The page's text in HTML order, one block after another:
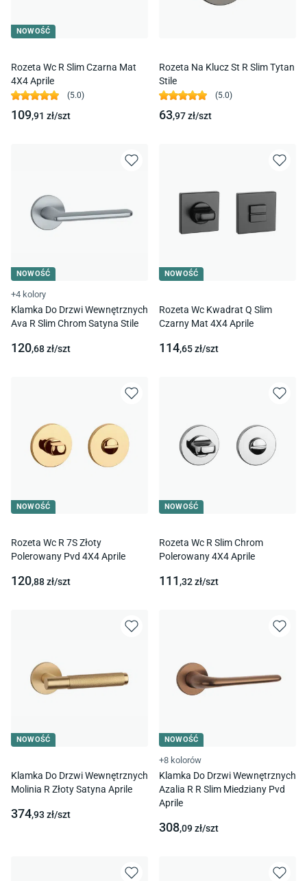
NOWOŚĆ
Rozeta Wc R Slim Czarna Mat
4X4 Aprile
(5.0)
109,91 zł/szt
Rozeta Na Klucz St R Slim Tytan
Stile
(5.0)
63,97zł/szt
NOWOŚĆ
+4 kolory
Klamka Do Drzwi Wewnętrznych
Ava R Slim Chrom Satyna Stile
120,68zł/szt
NOWOŚĆ
Rozeta Wc Kwadrat Q Slim
Czarny Mat 4X4 Aprile
114,65zł/szt
NOWOŚĆ
Rozeta Wc R 7S Złoty
Polerowany Pvd 4X4 Aprile
120,88zł/szt
NOWOŚĆ
Rozeta Wc R Slim Chrom
Polerowany 4X4 Aprile
111 ,32zł/szt
NOWOŚĆ
Klamka Do Drzwi Wewnętrznych
Molinia R Złoty Satyna Aprile
374,93zł/szt
NOWOŚĆ
+8 kolorów
Klamka Do Drzwi Wewnętrznych
Azalia R R Slim Miedziany Pvd
Aprile
308,09zł/szt